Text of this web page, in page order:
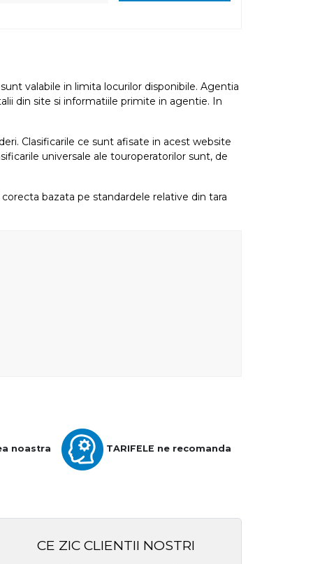
valabile in limita locurilor disponibile. Agentia
din site si informatiile primite in agentie. In
Clasificarile ce sunt afisate in acest website
universale ale touroperatorilor sunt, de
bazata pe standardele relative din tara
noastra TARIFELE ne recomanda
CE ZIC CLIENTII NOSTRI